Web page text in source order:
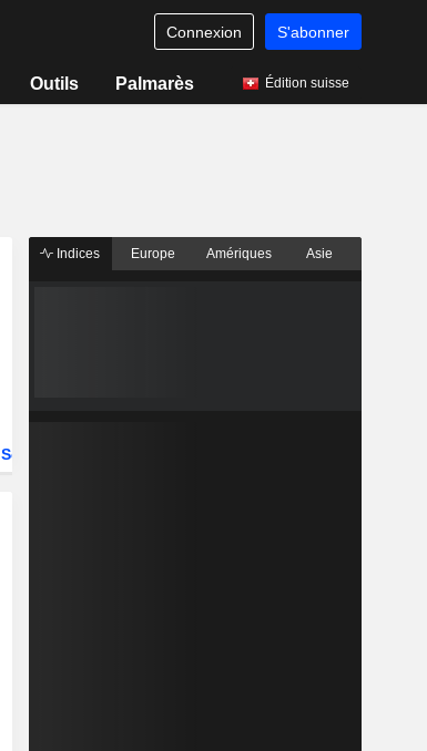
Connexion S'abonner
Outils Palmarès Édition suisse
Secteur
Indices Europe Amériques Asie